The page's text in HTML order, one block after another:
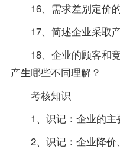
16、需求差别定价的
17、简述企业采取
18、企业的顾客和竞
产生哪些不同理解？
考核知识
1、识记：企业的主
2、识记：企业降价